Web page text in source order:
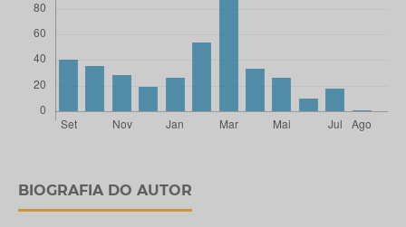
BIOGRAFIA DO AUTOR